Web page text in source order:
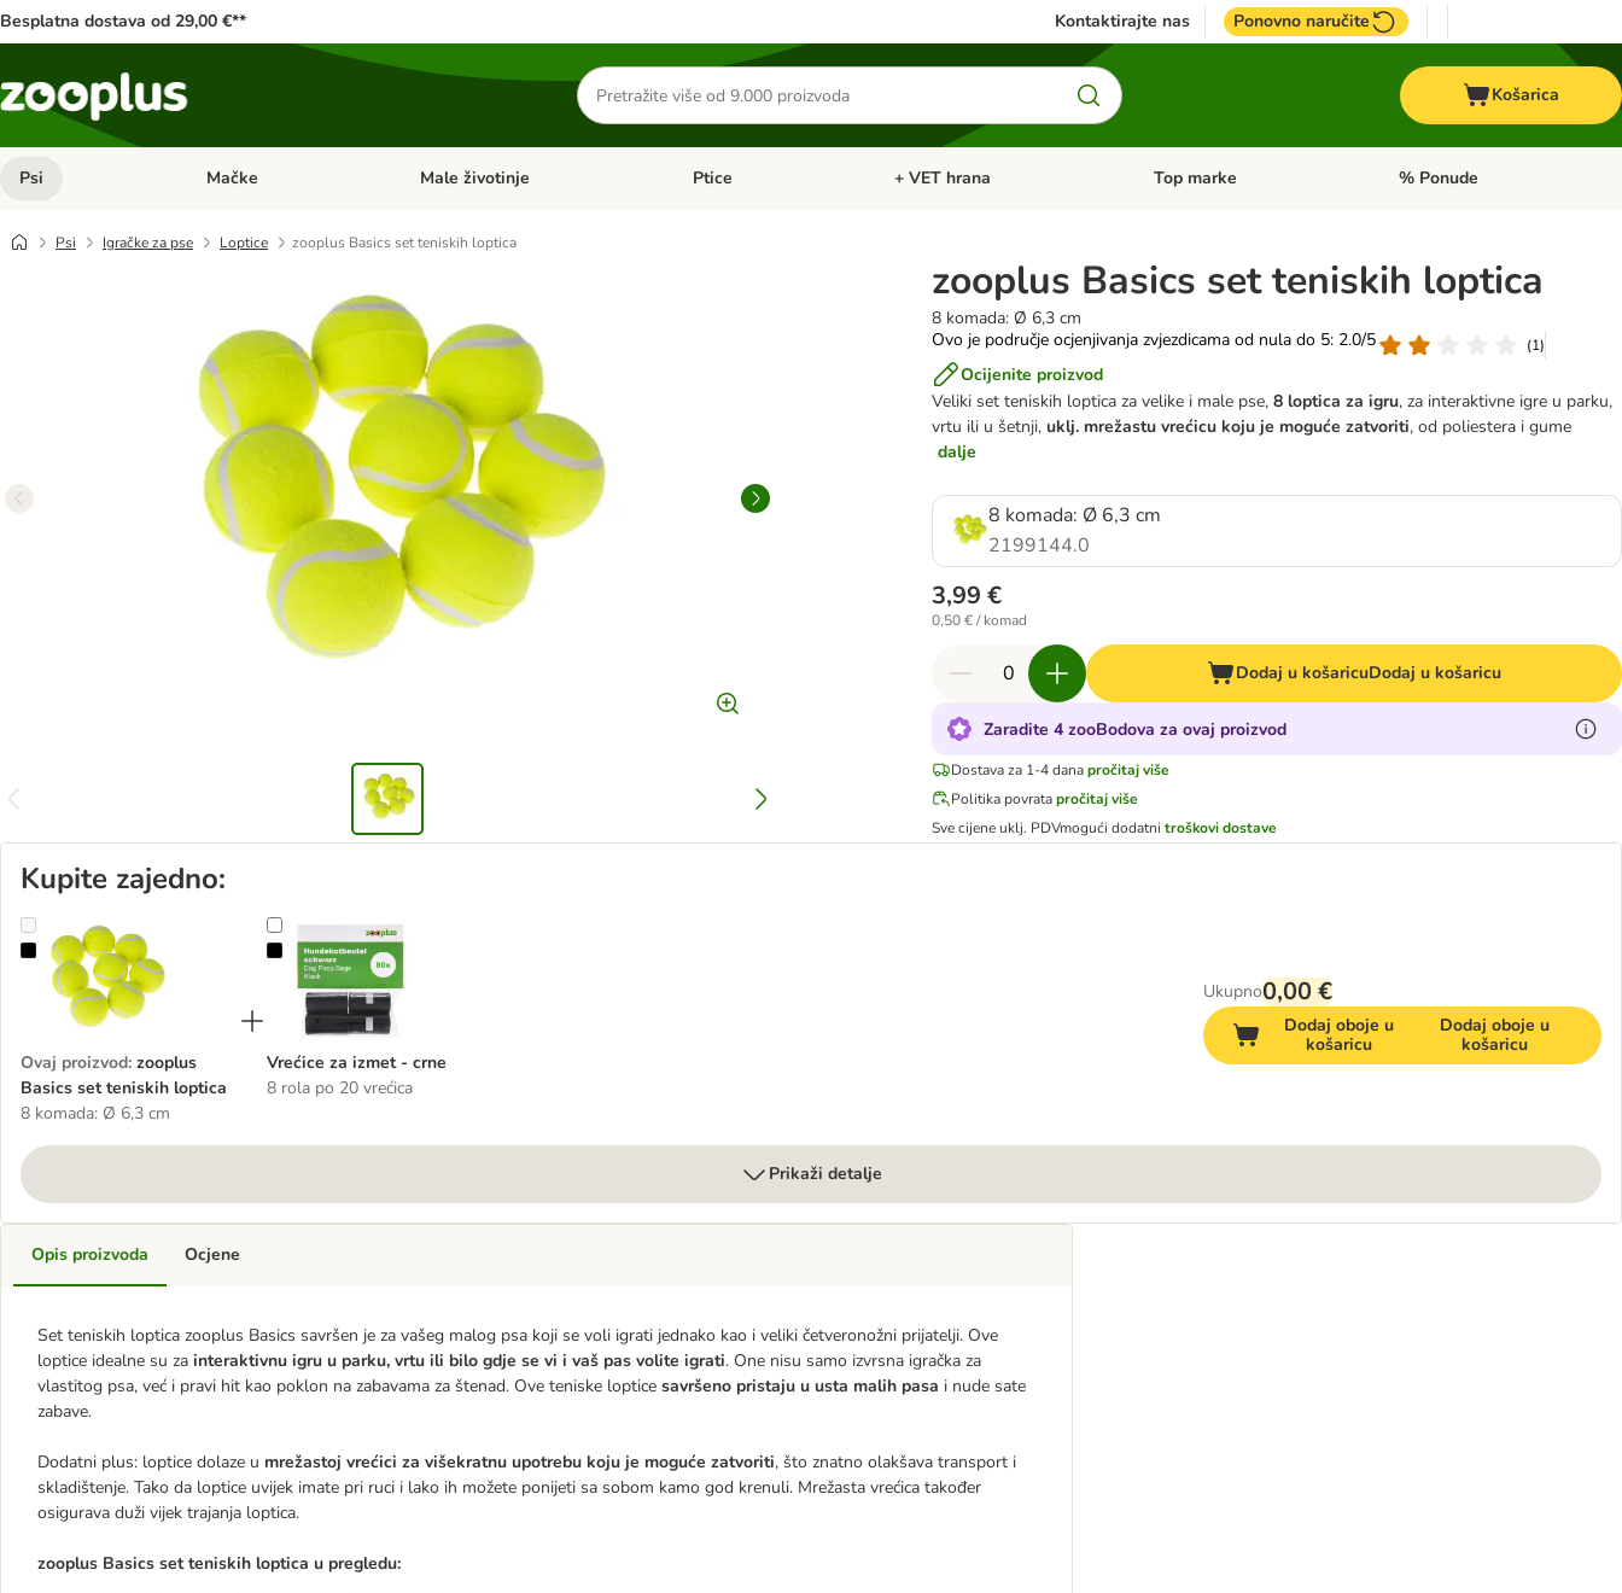
Besplatna dostava od 29,00 €** Kontaktirajte nas Ponovno naručite
Traži
proizvode
Košarica
Psi Pregled kategorija: Psi
Mačke Pregled kategorija: Mačke
Male životinje Pregled kategorija: Male životinje
Ptice Pregled kategorija: Ptice
+ VET hrana Pregled kategorija: + VET hrana
Top marke Pregled kategorija: Top marke
% Ponude
Psi Igračke za pse Loptice zooplus Basics set teniskih loptica
zooplus Basics set teniskih loptica
8 komada: Ø 6,3 cm
Ovo je područje ocjenjivanja zvjezdicama od nula do 5: 2.0/5
(1)
Ocijenite proizvod
Veliki set teniskih loptica za velike i male pse, 8 loptica za igru, za interaktivne igre u parku,
vrtu ili u šetnji, uklj. mrežastu vrećicu koju je moguće zatvoriti, od poliestera i gume
dalje
8 komada: Ø 6,3 cm
2199144.0
3,99 €
0,50 € / komad
Dodaj u košaricuDodaj u košaricu
Zaradite 4 zooBodova za ovaj proizvod
Dostava za 1-4 dana pročitaj više
Politika povrata pročitaj više
Sve cijene uklj. PDVmogući dodatnitroškovi dostave
Kupite zajedno:
zooplus Basics set teniskih loptica
Ovaj proizvod: zooplus
Basics set teniskih loptica
8 komada: Ø 6,3 cm
Vrećice za izmet - crne
Vrećice za izmet - crne
8 rola po 20 vrećica
Ukupno0,00 €
Dodaj oboje u
košaricu
Dodaj oboje u
košaricu
Prikaži detalje
Opis proizvoda
Set teniskih loptica zooplus Basics savršen je za vašeg malog psa koji se voli igrati jednako kao i veliki četveronožni prijatelji. Ove
loptice idealne su za interaktivnu igru u parku, vrtu ili bilo gdje se vi i vaš pas volite igrati. One nisu samo izvrsna igračka za
vlastitog psa, već i pravi hit kao poklon na zabavama za štenad. Ove teniske loptice savršeno pristaju u usta malih pasa i nude sate
zabave.
Dodatni plus: loptice dolaze u mrežastoj vrećici za višekratnu upotrebu koju je moguće zatvoriti, što znatno olakšava transport i
skladištenje. Tako da loptice uvijek imate pri ruci i lako ih možete ponijeti sa sobom kamo god krenuli. Mrežasta vrećica također
osigurava duži vijek trajanja loptica.
zooplus Basics set teniskih loptica u pregledu:
Ocjene